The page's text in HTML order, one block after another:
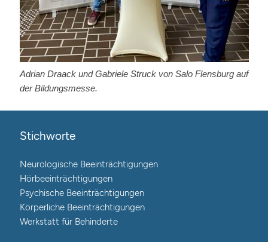
Adrian Draack und Gabriele Struck von Salo Flensburg auf
der Bildungsmesse.
Stichworte
Neurologische Beeinträchtigungen
Hörbeeinträchtigungen
Psychische Beeinträchtigungen
Körperliche Beeinträchtigungen
Werkstatt für Behinderte